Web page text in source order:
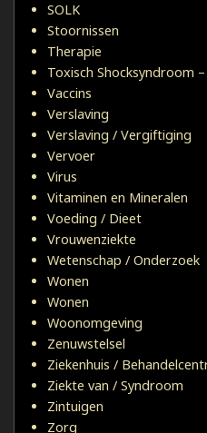
SOLK
Stoornissen
Therapie
Toxisch Shocksyndroom –
Vaccins
Verslaving
Verslaving / Vergiftiging
Vervoer
Virus
Vitaminen en Mineralen
Voeding / Dieet
Vrouwenziekte
Wetenschap / Onderzoek
Wonen
Wonen
Woonomgeving
Zenuwstelsel
Ziekenhuis /
Ziekte van / Syndroom
Zintuigen
Zorg